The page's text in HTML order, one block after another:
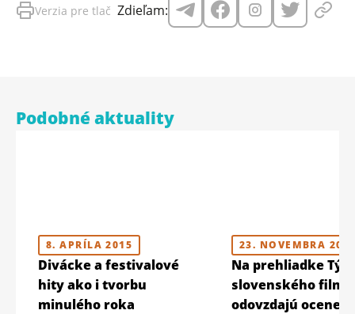
Verzia pre tlač Zdieľam:
Podobné aktuality
8. APRÍLA 2015
Divácke a festivalové
hity ako i tvorbu
minulého roka
23. NOVEMBRA
Na prehliadke
slovenského filmu
odovzdajú